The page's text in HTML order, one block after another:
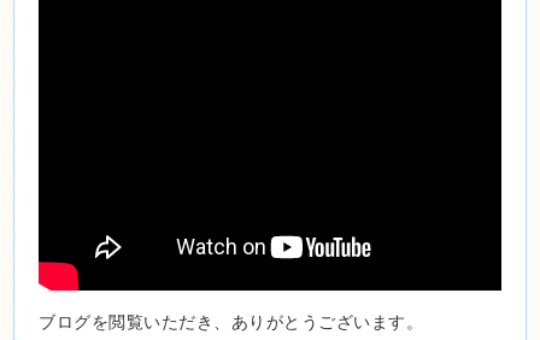
ブログを閲覧いただき、ありがとうございます。